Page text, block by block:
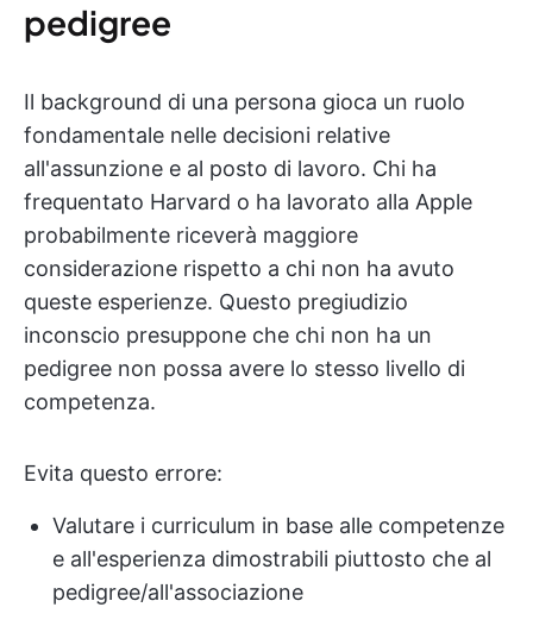
pedigree
Il background di una persona gioca un ruolo
fondamentale nelle decisioni relative
all'assunzione e al posto di lavoro. Chi ha
frequentato Harvard o ha lavorato alla Apple
probabilmente riceverà maggiore
considerazione rispetto a chi non ha avuto
queste esperienze. Questo pregiudizio
inconscio presuppone che chi non ha un
pedigree non possa avere lo stesso livello di
competenza.
Evita questo errore:
Valutare i curriculum in base alle competenze
e all'esperienza dimostrabili piuttosto che al
pedigree/all'associazione